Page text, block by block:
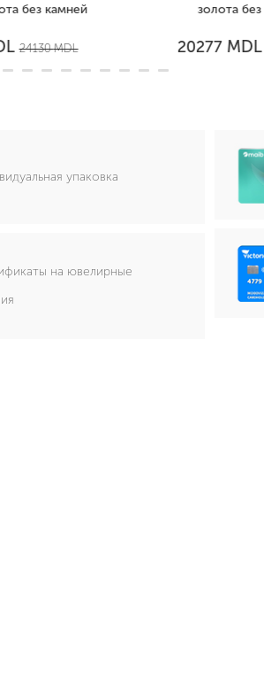
золота без камней
MDL 25346MDL
упаковка
на ювелирные